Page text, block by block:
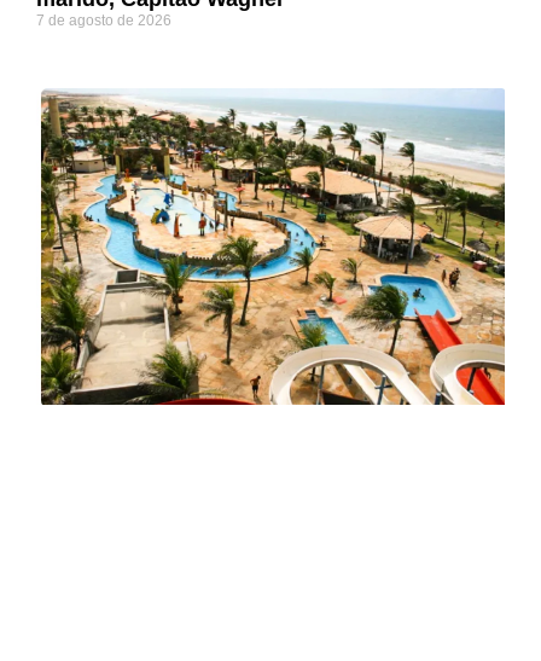
7 de agosto de 2026